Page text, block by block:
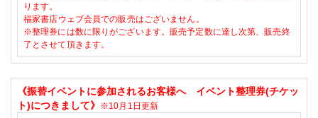
ります。
福家書店ウェブ会員での販売はございません。
※整理券には数に限りがございます。販売予定数に達し次第、販売終
了とさせて頂きます。
《振替イベントに参加されるお客様へ イベント整理券(チケッ
ト)につきまして》 ※10月1 日更新